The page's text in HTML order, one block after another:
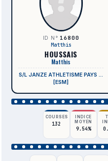
ID N° 16800
Matthis
HOUSSAIS
Matthis
S/L JANZE ATHLETISME PAYS ...
[ESM]
COURSES
132
INDICE
MOYEN
9.54%